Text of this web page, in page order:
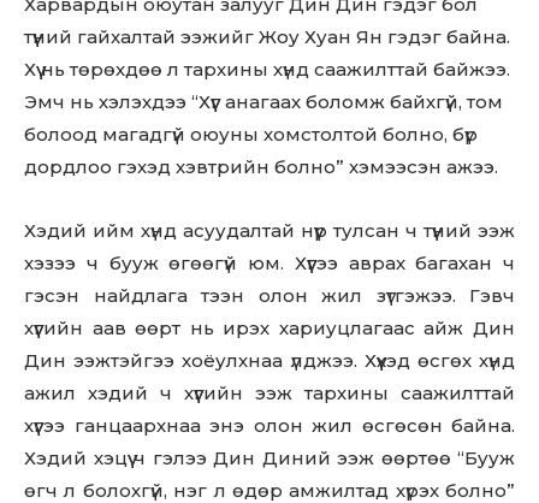
түүний гайхалтай ээжийг Жоу Хуан Ян гэдэг байна.
Хүү нь төрөхдөө л тархины хүнд саажилттай байжээ.
Эмч нь хэлэхдээ “Хүүг анагаах боломж байхгүй, том
болоод магадгүй оюуны хомстолтой болно, бүр
дордлоо гэхэд хэвтрийн болно” хэмээсэн ажээ.
Хэдий ийм хүнд асуудалтай нүүр тулсан ч түүний ээж
хэзээ ч бууж өгөөгүй юм. Хүүгээ аврах багахан ч
гэсэн найдлага тээн олон жил зүтгэжээ. Гэвч
хүүгийн аав өөрт нь ирэх хариуцлагаас айж Дин
Дин ээжтэйгээ хоёулхнаа үлджээ. Хүүхэд өсгөх хүнд
ажил хэдий ч хүүгийн ээж тархины саажилттай
хүүгээ ганцаархнаа энэ олон жил өсгөсөн байна.
Хэдий хэцүү ч гэлээ Дин Диний ээж өөртөө “Бууж
өгч л болохгүй, нэг л өдөр амжилтад хүрэх болно”